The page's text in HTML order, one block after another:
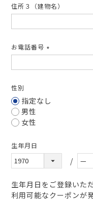
住所３（建物名）
お電話番号
須)
性別
指定なし
男性
女性
生年月日
生年月日をご登録いた
利用可能なクーポンが